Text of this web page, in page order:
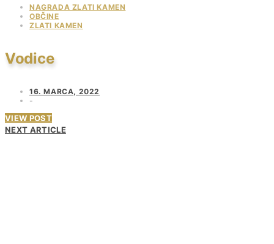
NAGRADA ZLATI KAMEN
OBČINE
ZLATI KAMEN
Vodice
16. MARCA, 2022
VIEW POST
NEXT ARTICLE